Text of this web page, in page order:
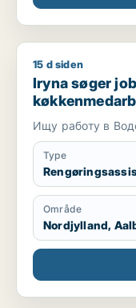
Iryna søger job
15 d siden
Iryna søger
Ищу работу в
Type
Område
Nordjylland,